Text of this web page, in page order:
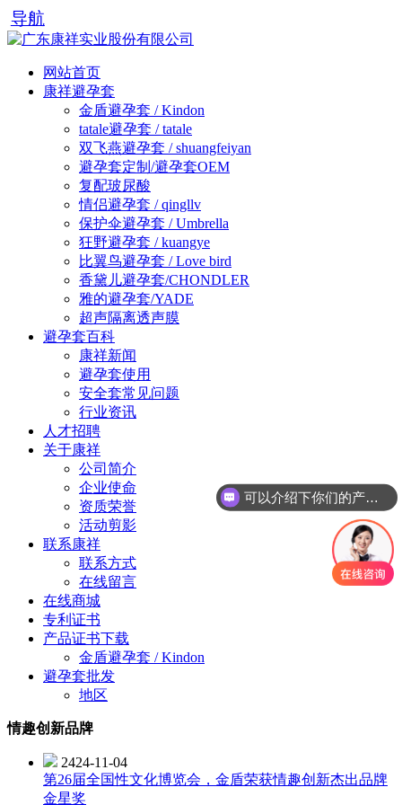
导航
网站首页
康祥避孕套
金盾避孕套 / Kindon
tatale避孕套 / tatale
双飞燕避孕套 / shuangfeiyan
避孕套定制/避孕套OEM
复配玻尿酸
情侣避孕套 / qingllv
保护伞避孕套 / Umbrella
狂野避孕套 / kuangye
比翼鸟避孕套 / Love bird
香黛儿避孕套/CHONDLER
雅的避孕套/YADE
超声隔离透声膜
避孕套百科
康祥新闻
避孕套使用
安全套常见问题
行业资讯
人才招聘
关于康祥
公司简介
企业使命
资质荣誉
活动剪影
联系康祥
联系方式
在线留言
在线商城
专利证书
产品证书下载
金盾避孕套 / Kindon
避孕套批发
地区
情趣创新品牌
2424-11-04
第26届全国性文化博览会，金盾荣获情趣创新杰出品牌
金星奖
可以介绍下你们的产品么？